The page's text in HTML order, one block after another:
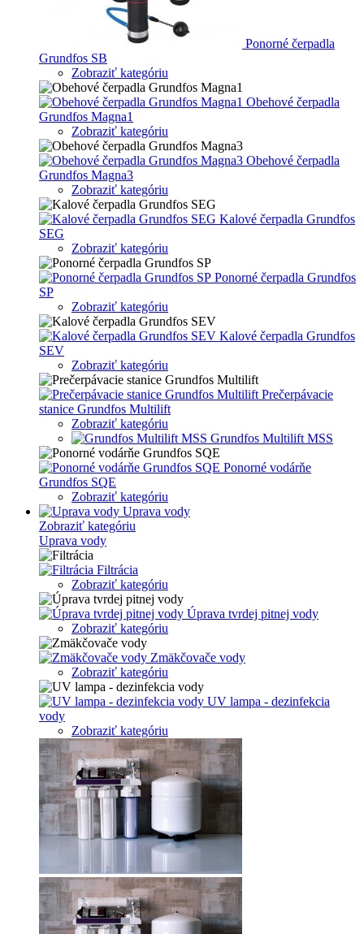
Ponorné čerpadla
Grundfos SB
Zobraziť kategóriu
Obehové čerpadla
Grundfos Magna1
Zobraziť kategóriu
Obehové čerpadla
Grundfos Magna3
Zobraziť kategóriu
Kalové čerpadla Grundfos
SEG
Zobraziť kategóriu
Ponorné čerpadla Grundfos
SP
Zobraziť kategóriu
Kalové čerpadla Grundfos
SEV
Zobraziť kategóriu
Prečerpávacie
stanice Grundfos Multilift
Zobraziť kategóriu
Grundfos Multilift MSS
Ponorné vodárňe
Grundfos SQE
Zobraziť kategóriu
Uprava vody
Zobraziť kategóriu
Uprava vody
Filtrácia
Zobraziť kategóriu
Úprava tvrdej pitnej vody
Zobraziť kategóriu
Zmäkčovače vody
Zobraziť kategóriu
UV lampa - dezinfekcia
vody
Zobraziť kategóriu